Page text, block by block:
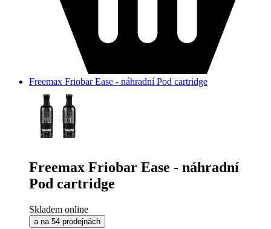
Freemax Friobar Ease - náhradní Pod cartridge
Freemax Friobar Ease - náhradní
Pod cartridge
Skladem online
a na 54 prodejnách